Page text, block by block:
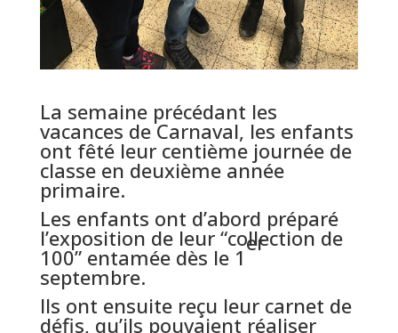
La semaine précédant les
vacances de Carnaval, les enfants
ont fêté leur centième journée de
classe en deuxième année
primaire.
Les enfants ont d’abord préparé
l’exposition de leur “collection de
100” entamée dès le 1
er
septembre.
Ils ont ensuite reçu leur carnet de
défis, qu’ils pouvaient réaliser